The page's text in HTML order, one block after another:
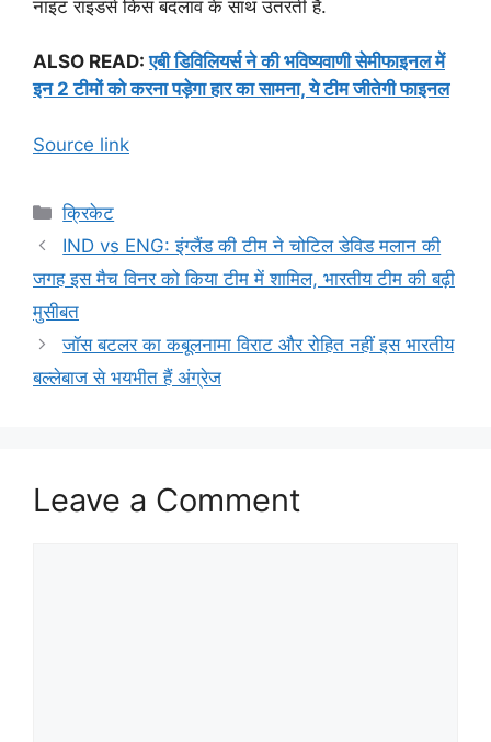
नाइट राइडर्स किस बदलाव के साथ उतरती है.
ALSO READ:एबी डिविलियर्स ने की भविष्यवाणी सेमीफाइनल में
इन 2 टीमों को करना पड़ेगा हार का सामना, ये टीम जीतेगी फाइनल
Source link
Categories
क्रिकेट
IND vs ENG: इंग्लैंड की टीम ने चोटिल डेविड मलान की
जगह इस मैच विनर को किया टीम में शामिल, भारतीय टीम की बढ़ी
मुसीबत
जॉस बटलर का कबूलनामा विराट और रोहित नहीं इस भारतीय
बल्लेबाज से भयभीत हैं अंग्रेज
Leave a Comment